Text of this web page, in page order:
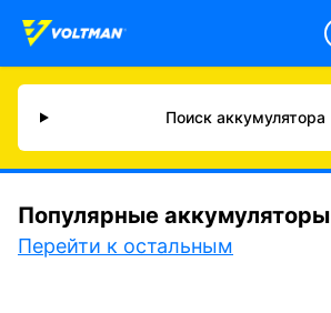
Поиск аккумулятора
Популярные аккумуляторы
Перейти к остальным